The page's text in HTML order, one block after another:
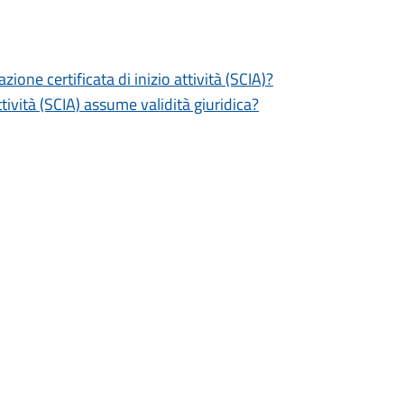
certificata di inizio attività (SCIA)?
(SCIA) assume validità giuridica?